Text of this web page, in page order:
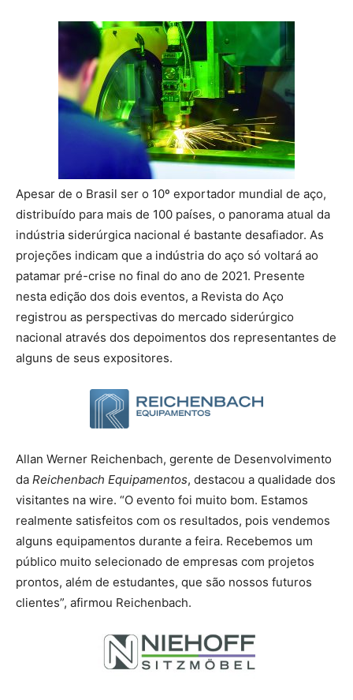
Apesar de o Brasil ser o 10º exportador mundial de aço,
distribuído para mais de 100 países, o panorama atual da
indústria siderúrgica nacional é bastante desafiador. As
projeções indicam que a indústria do aço só voltará ao
patamar pré-crise no final do ano de 2021. Presente
nesta edição dos dois eventos, a Revista do Aço
registrou as perspectivas do mercado siderúrgico
nacional através dos depoimentos dos representantes de
alguns de seus expositores.
Allan Werner Reichenbach, gerente de Desenvolvimento
da Reichenbach Equipamentos, destacou a qualidade dos
visitantes na wire. “O evento foi muito bom. Estamos
realmente satisfeitos com os resultados, pois vendemos
alguns equipamentos durante a feira. Recebemos um
público muito selecionado de empresas com projetos
prontos, além de estudantes, que são nossos futuros
clientes”, afirmou Reichenbach.